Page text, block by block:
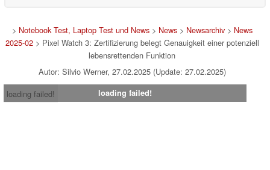
> Notebook Test, Laptop Test und News> News> Newsarchiv> News
2025-02> Pixel Watch 3: Zertifizierung belegt Genauigkeit einer potenziell
lebensrettenden Funktion
Autor: Silvio Werner, 27.02.2025 (Update: 27.02.2025)
loading failed!
loading failed!